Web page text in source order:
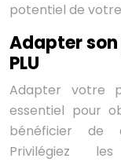
potentiel de
Adapter
PLU
Adapter votre
essentiel pour
bénéficier de
Privilégiez